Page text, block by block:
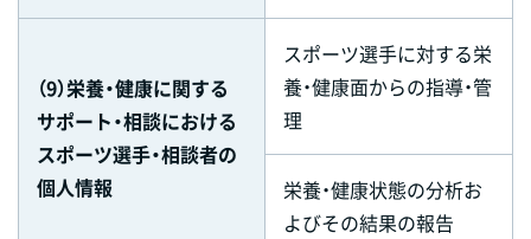
（9）栄養・健康に関する
サポート・相談における
スポーツ選手・相談者の
個人情報
スポーツ選手に対する栄
養・健康面からの指導・管
理
栄養・健康状態の分析お
よびその結果の報告